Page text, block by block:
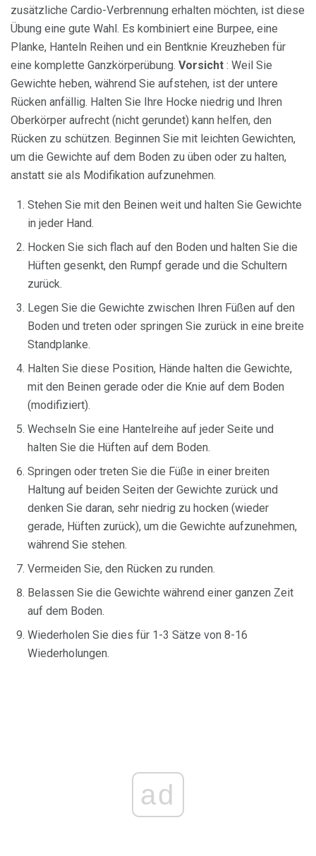
zusätzliche Cardio-Verbrennung erhalten möchten, ist diese
Übung eine gute Wahl. Es kombiniert eine Burpee, eine
Planke, Hanteln Reihen und ein Bentknie Kreuzheben für
eine komplette Ganzkörperübung. Vorsicht : Weil Sie
Gewichte heben, während Sie aufstehen, ist der untere
Rücken anfällig. Halten Sie Ihre Hocke niedrig und Ihren
Oberkörper aufrecht (nicht gerundet) kann helfen, den
Rücken zu schützen. Beginnen Sie mit leichten Gewichten,
um die Gewichte auf dem Boden zu üben oder zu halten,
anstatt sie als Modifikation aufzunehmen.
Stehen Sie mit den Beinen weit und halten Sie Gewichte
in jeder Hand.
Hocken Sie sich flach auf den Boden und halten Sie die
Hüften gesenkt, den Rumpf gerade und die Schultern
zurück.
Legen Sie die Gewichte zwischen Ihren Füßen auf den
Boden und treten oder springen Sie zurück in eine breite
Standplanke.
Halten Sie diese Position, Hände halten die Gewichte,
mit den Beinen gerade oder die Knie auf dem Boden
(modifiziert).
Wechseln Sie eine Hantelreihe auf jeder Seite und
halten Sie die Hüften auf dem Boden.
Springen oder treten Sie die Füße in einer breiten
Haltung auf beiden Seiten der Gewichte zurück und
denken Sie daran, sehr niedrig zu hocken (wieder
gerade, Hüften zurück), um die Gewichte aufzunehmen,
während Sie stehen.
Vermeiden Sie, den Rücken zu runden.
Belassen Sie die Gewichte während einer ganzen Zeit
auf dem Boden.
Wiederholen Sie dies für 1-3 Sätze von 8-16
Wiederholungen.
ad